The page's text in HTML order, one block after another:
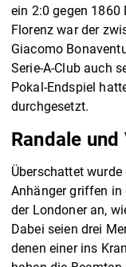
ein 2:0 gegen 1860
Florenz war der
Giacomo
Serie-A-Club auch
Pokal-Endspiel
durchgesetzt.
Randale
Überschattet
Anhänger griffen in
der Londoner an,
Dabei seien drei
denen einer ins